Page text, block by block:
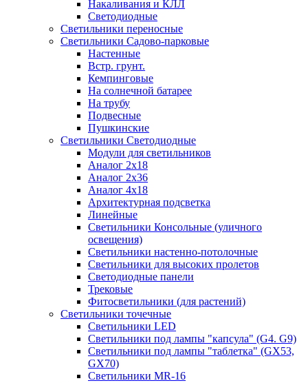
Накаливания и КЛЛ
Светодиодные
Светильники переносные
Светильники Садово-парковые
Настенные
Встр. грунт.
Кемпинговые
На солнечной батарее
На трубу
Подвесные
Пушкинские
Светильники Светодиодные
Модули для светильников
Аналог 2х18
Аналог 2х36
Аналог 4х18
Архитектурная подсветка
Линейные
Светильники Консольные (уличного
освещения)
Светильники настенно-потолочные
Светильники для высоких пролетов
Светодиодные панели
Трековые
Фитосветильники (для растений)
Светильники точечные
Светильники LED
Светильники под лампы "капсула" (G4. G9)
Светильники под лампы "таблетка" (GX53,
GX70)
Светильники MR-16